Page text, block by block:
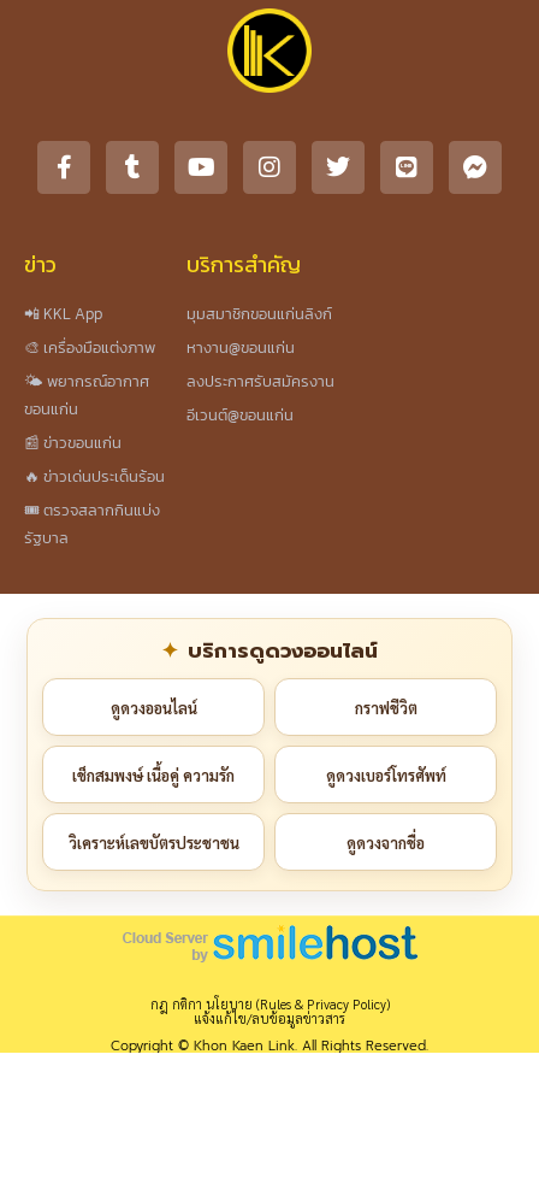
ข่าว
📲 KKL App
🎨 เครื่องมือแต่งภาพ
🌤️ พยากรณ์อากาศ
ขอนแก่น
📰 ข่าวขอนแก่น
🔥 ข่าวเด่นประเด็นร้อน
🎟️ ตรวจสลากกินแบ่ง
รัฐบาล
บริการสำคัญ
มุมสมาชิกขอนแก่นลิงก์
หางาน@ขอนแก่น
ลงประกาศรับสมัครงาน
อีเวนต์@ขอนแก่น
บริการดูดวงออนไลน์
ดูดวงออนไลน์ กราฟชีวิต
เช็กสมพงษ์ เนื้อคู่ ความรัก ดูดวงเบอร์โทรศัพท์
วิเคราะห์เลขบัตรประชาชน ดูดวงจากชื่อ
กฎ กติกา นโยบาย (Rules & Privacy Policy)
แจ้งแก้ไข/ลบข้อมูลข่าวสาร
Copyright © Khon Kaen Link. All Rights Reserved.